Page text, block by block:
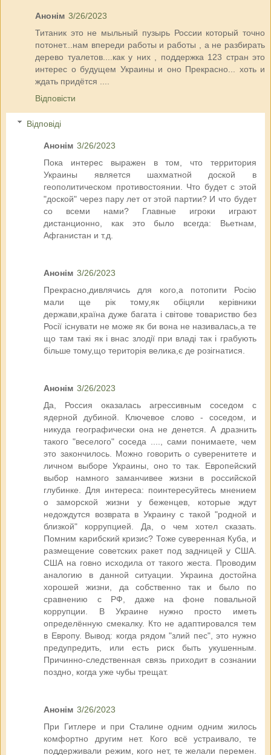
Анонім 3/26/2023
Титаник это не мыльный пузырь России который точно
потонет...нам впереди работы и работы , а не разбирать
дерево туалетов....как у них , поддержка 123 стран это
интерес о будущем Украины и оно Прекрасно... хоть и
ждать придётся ....
Відповісти
Відповіді
Анонім 3/26/2023
Пока интерес выражен в том, что территория
Украины является шахматной доской в
геополитическом противостоянии. Что будет с этой
"доской" через пару лет от этой партии? И что будет
со всеми нами? Главные игроки играют
дистанционно, как это было всегда: Вьетнам,
Афганистан и т.д.
Анонім 3/26/2023
Прекрасно,дивлячись для кого,а потопити Росію
мали ще рік тому,як обіцяли керівники
держави,країна дуже багата і світове товариство без
Росії існувати не може як би вона не називалась,а те
що там такі як і внас злодії при владі так і грабують
більше тому,що територія велика,є де розігнатися.
Анонім 3/26/2023
Да, Россия оказалась агрессивным соседом с
ядерной дубиной. Ключевое слово - соседом, и
никуда географически она не денется. А дразнить
такого "веселого" соседа ...., сами понимаете, чем
это закончилось. Можно говорить о суверенитете и
личном выборе Украины, оно то так. Европейский
выбор намного заманчивее жизни в российской
глубинке. Для интереса: поинтересуйтесь мнением
о заморской жизни у беженцев, которые ждут
недождутся возврата в Украину с такой "родной и
близкой" коррупцией. Да, о чем хотел сказать.
Помним карибский кризис? Тоже суверенная Куба, и
размещение советских ракет под задницей у США.
США на говно исходила от такого жеста. Проводим
аналогию в данной ситуации. Украина достойна
хорошей жизни, да собственно так и было по
сравнению с РФ, даже на фоне повальной
коррупции. В Украине нужно просто иметь
определённую смекалку. Кто не адаптировался тем
в Европу. Вывод: когда рядом "злий пес", это нужно
предупредить, или есть риск быть укушенным.
Причинно-следственная связь приходит в сознании
поздно, когда уже чубы трещат.
Анонім 3/26/2023
При Гитлере и при Сталине одним одним жилось
комфортно другим нет. Кого всё устраивало, те
поддерживали режим, кого нет, те желали перемен.